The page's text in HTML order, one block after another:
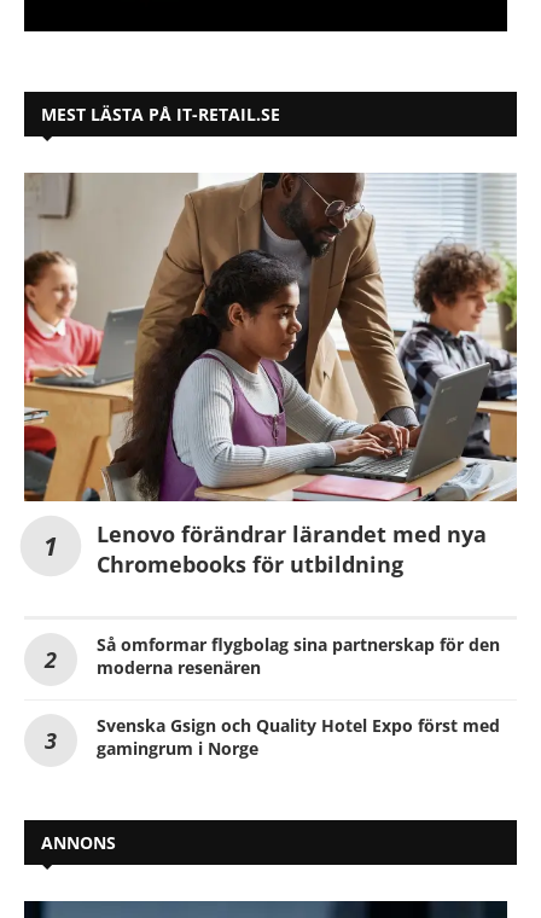
MEST LÄSTA PÅ IT-RETAIL.SE
Lenovo förändrar lärandet med nya
Chromebooks för utbildning
Så omformar flygbolag sina partnerskap för den
moderna resenären
Svenska Gsign och Quality Hotel Expo först med
gamingrum i Norge
ANNONS